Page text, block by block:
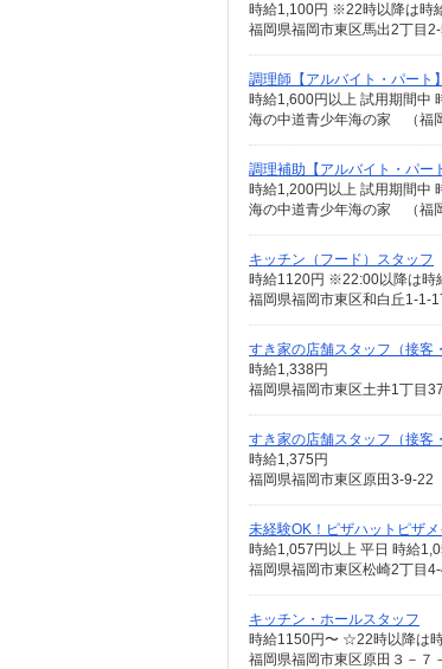
時給1,100円 ※22時以降は時
福岡県福岡市東区馬出2丁目
調理師【アルバイト・パート】
時給1,600円以上 試用期間中
海の中道青少年海の家 （福
調理補助【アルバイト・パー
時給1,200円以上 試用期間中
海の中道青少年海の家 （福
キッチン（フード）スタッフ
時給1120円 ※22:00以降は時
福岡県福岡市東区和白丘1-1-
すき家の店舗スタッフ（接客
時給1,338円
福岡県福岡市東区土井1丁目
すき家の店舗スタッフ（接客
時給1,375円
福岡県福岡市東区原田3-9-22
未経験OK！ピザハットピザ
時給1,057円以上 平日 時給
福岡県福岡市東区松崎2丁目
キッチン・ホールスタッフ
時給1150円〜 ☆22時以降は
福岡県福岡市東区原田３－７